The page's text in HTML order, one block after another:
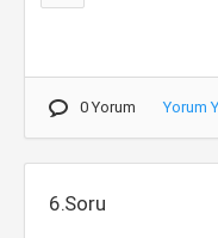
0 Yorum Yorum
6.Soru